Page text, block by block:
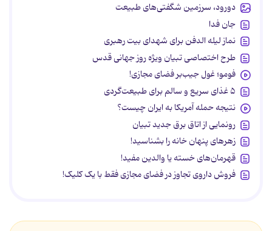
دورود، سرزمین شگفتی‌های طبیعت
جان فدا
نماز لیله الدفن برای شهدای بیت رهبری
طرح اختصاصی تبیان ویژه روز جهانی قدس
فومو؛ غول جیب‌بر فضای مجازی!
۵ غذای سریع و سالم برای طبیعت‌گردی
نتیجه حمله آمریکا به ایران چیست؟
رونمایی از اتاق برق جدید تبیان
زهرهای پنهان خانه را بشناسید!
قهرمان‌های خسته یا والدین مفید!
فروش داروی تجاوز در فضای مجازی فقط با یک کلیک!